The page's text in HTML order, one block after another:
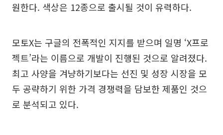
원한다. 색상은 12종으로 출시될 것이 유력하다.
모토X는 구글의 전폭적인 지지를 받으며 일명 ‘X프로
젝트’라는 이름으로 개발이 진행된 것으로 알려졌다.
최고 사양을 겨냥하기보다는 선진 및 성장 시장을 모
두 공략하기 위한 가격 경쟁력을 담보한 제품인 것으
로 분석되고 있다.